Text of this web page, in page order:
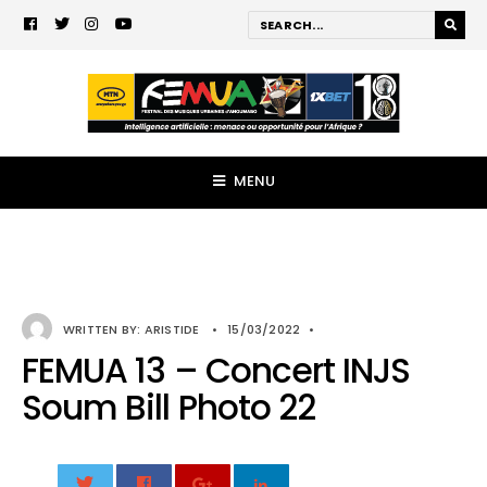
MENU
WRITTEN BY: ARISTIDE • 15/03/2022 •
FEMUA 13 – Concert INJS
Soum Bill Photo 22